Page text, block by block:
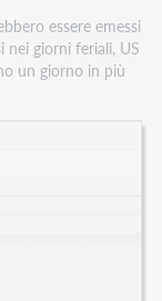
essere emessi
nei giorni feriali, US
un giorno in più